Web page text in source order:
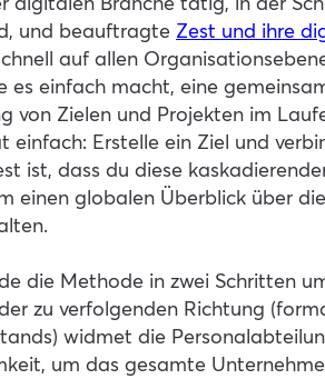
und beauftragte Zest und ihre
auf allen
es einfach macht, eine
von Zielen und Projekten im
einfach: Erstelle ein Ziel und
ist, dass du diese
einen globalen Überblick über
die Methode in zwei Schritten
zu verfolgenden Richtung
widmet die
um das gesamte